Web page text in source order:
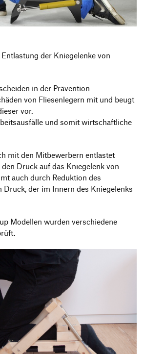
M.A.
der Kniegelenke von
in der Prävention
von Fliesenlegern mit und beugt
vor.
und somit wirtschaftliche
mit den Mitbewerbern entlastet
Druck auf das Kniegelenk von
auch durch Reduktion des
Druck, der im Innern des Kniegelenks
Modellen wurden verschiedene